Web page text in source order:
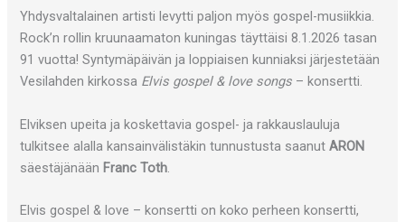
Yhdysvaltalainen artisti levytti paljon myös gospel-musiikkia.
Rock’n rollin kruunaamaton kuningas täyttäisi 8.1.2026 tasan
91 vuotta! Syntymäpäivän ja loppiaisen kunniaksi järjestetään
Vesilahden kirkossa Elvis gospel & love songs – konsertti.
Elviksen upeita ja koskettavia gospel- ja rakkauslauluja
tulkitsee alalla kansainvälistäkin tunnustusta saanutARON
säestäjänään Franc Toth.
Elvis gospel & love – konsertti on koko perheen konsertti,